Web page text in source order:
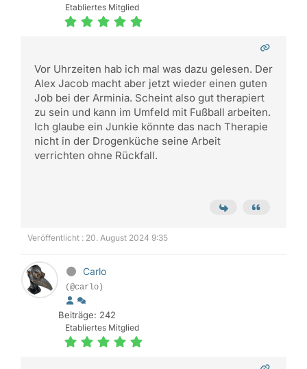
Etabliertes Mitglied
Vor Uhrzeiten hab ich mal was dazu gelesen. Der
Alex Jacob macht aber jetzt wieder einen guten
Job bei der Arminia. Scheint also gut therapiert
zu sein und kann im Umfeld mit Fußball arbeiten.
Ich glaube ein Junkie könnte das nach Therapie
nicht in der Drogenküche seine Arbeit
verrichten ohne Rückfall.
Veröffentlicht : 20. August 2024 9:35
Carlo
(@carlo)
Beiträge: 242
Etabliertes Mitglied